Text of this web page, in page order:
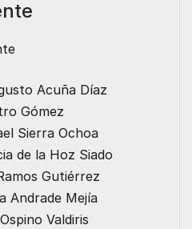
Acuña Díaz
Gómez
Sierra Ochoa
de la Hoz Siado
Gutiérrez
Andrade Mejía
Valdiris